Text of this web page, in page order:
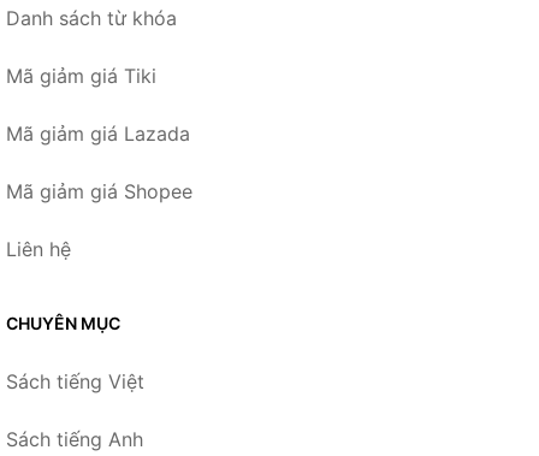
Danh sách từ khóa
Mã giảm giá Tiki
Mã giảm giá Lazada
Mã giảm giá Shopee
Liên hệ
CHUYÊN MỤC
Sách tiếng Việt
Sách tiếng Anh